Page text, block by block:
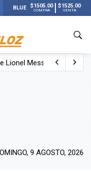
BLUE $1505.00
COMPRA
$1525.00
VENTA
Lionel Messi
9 AGOSTO, 2026